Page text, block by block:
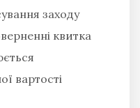
заходу
квитка
вартості